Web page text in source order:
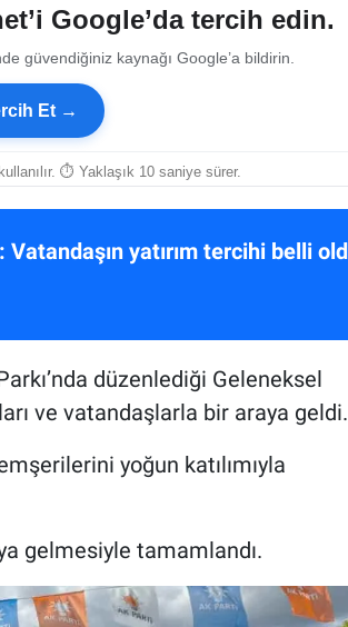
Google’da tercih edin.
güvendiğiniz kaynağı Google’a bildirin.
Et →
⏱ Yaklaşık 10 saniye sürer.
Vatandaşın yatırım tercihi belli
düzenlediği Geleneksel
ve vatandaşlarla bir araya geldi.
yoğun katılımıyla
gelmesiyle tamamlandı.